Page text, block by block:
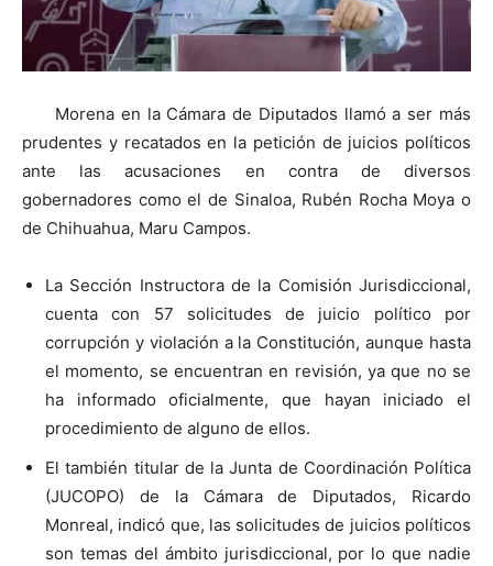
Morena en la Cámara de Diputados llamó a ser más
prudentes y recatados en la petición de juicios políticos
ante las acusaciones en contra de diversos
gobernadores como el de Sinaloa, Rubén Rocha Moya o
de Chihuahua, Maru Campos.
La Sección Instructora de la Comisión Jurisdiccional,
cuenta con 57 solicitudes de juicio político por
corrupción y violación a la Constitución, aunque hasta
el momento, se encuentran en revisión, ya que no se
ha informado oficialmente, que hayan iniciado el
procedimiento de alguno de ellos.
El también titular de la Junta de Coordinación Política
(JUCOPO) de la Cámara de Diputados, Ricardo
Monreal, indicó que, las solicitudes de juicios políticos
son temas del ámbito jurisdiccional, por lo que nadie